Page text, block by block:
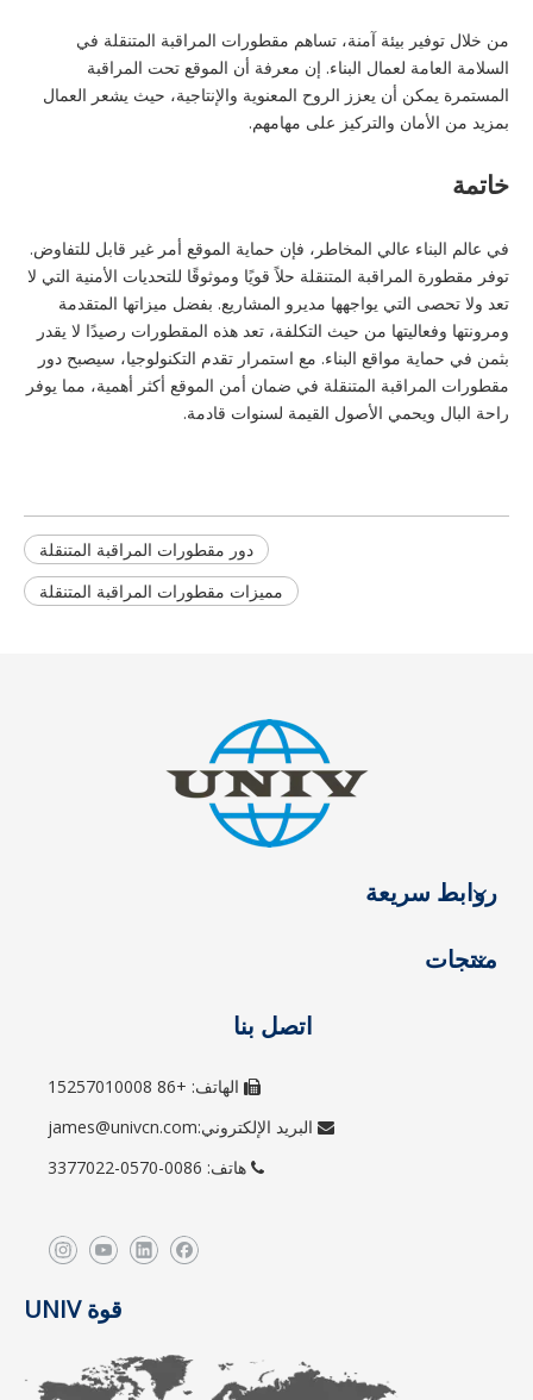
من خلال توفير بيئة آمنة، تساهم مقطورات المراقبة المتنقلة في
السلامة العامة لعمال البناء. إن معرفة أن الموقع تحت المراقبة
المستمرة يمكن أن يعزز الروح المعنوية والإنتاجية، حيث يشعر العمال
بمزيد من الأمان والتركيز على مهامهم.
خاتمة
في عالم البناء عالي المخاطر، فإن حماية الموقع أمر غير قابل للتفاوض.
توفر مقطورة المراقبة المتنقلة حلاً قويًا وموثوقًا للتحديات الأمنية التي لا
تعد ولا تحصى التي يواجهها مديرو المشاريع. بفضل ميزاتها المتقدمة
ومرونتها وفعاليتها من حيث التكلفة، تعد هذه المقطورات رصيدًا لا يقدر
بثمن في حماية مواقع البناء. مع استمرار تقدم التكنولوجيا، سيصبح دور
مقطورات المراقبة المتنقلة في ضمان أمن الموقع أكثر أهمية، مما يوفر
راحة البال ويحمي الأصول القيمة لسنوات قادمة.
دور مقطورات المراقبة المتنقلة
مميزات مقطورات المراقبة المتنقلة
روابط سريعة
منتجات
اتصل بنا
 الهاتف: +86 15257010008
 البريد الإلكتروني:james@univcn.com
 هاتف: 0086-0570-3377022
قوة UNIV